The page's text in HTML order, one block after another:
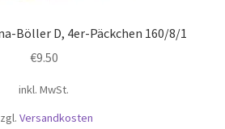
Böller D, 4er-Päckchen 160/8/1
€9.50
inkl. MwSt.
Versandkosten